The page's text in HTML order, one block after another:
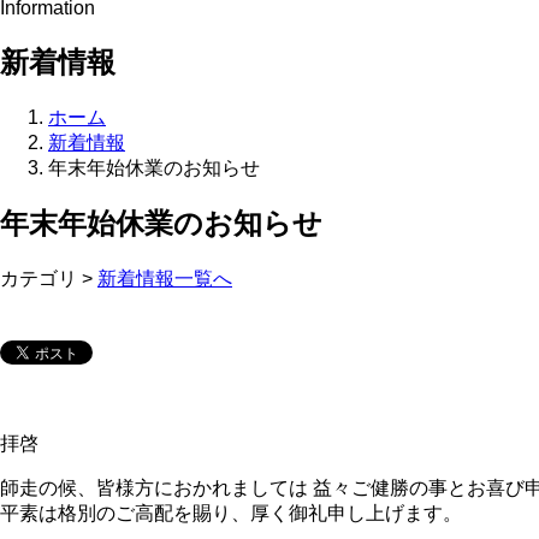
Information
新着情報
ホーム
新着情報
年末年始休業のお知らせ
年末年始休業のお知らせ
カテゴリ > 新着情報一覧へ
拝啓
師走の候、皆様方におかれましては 益々ご健勝の事とお喜び
平素は格別のご高配を賜り、厚く御礼申し上げます。